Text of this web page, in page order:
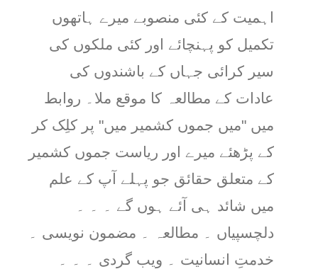
اہمیت کے کئی منصوبے میرے ہاتھوں
تکمیل کو پہنچائے اور کئی ملکوں کی
سیر کرائی جہاں کے باشندوں کی
عادات کے مطالعہ کا موقع ملا۔ روابط
میں "میں جموں کشمیر میں" پر کلِک کر
کے پڑھئے میرے اور ریاست جموں کشمیر
کے متعلق حقائق جو پہلے آپ کے علم
میں شائد ہی آئے ہوں گے ۔ ۔ ۔
دلچسپیاں ۔ مطالعہ ۔ مضمون نویسی ۔
خدمتِ انسانیت ۔ ویب گردی ۔ ۔ ۔